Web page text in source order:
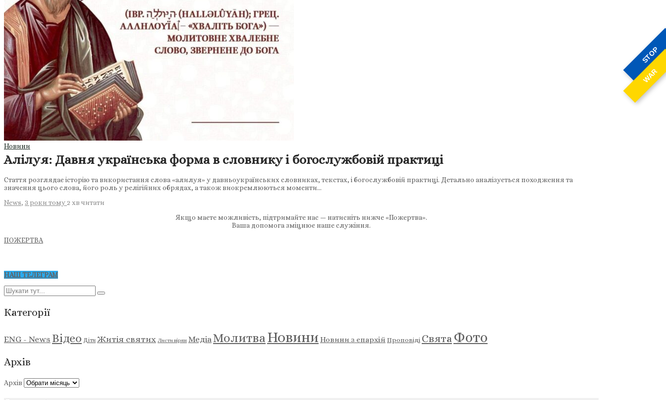
STOP
WAR
Новини
Алілуя: Давня українська форма в словнику і богослужбовій практиці
Стаття розглядає історію та використання слова «алилуя» у давньоукраїнських словниках, текстах, і богослужбовій практиці. Детально аналізується походження та
значення цього слова, його роль у релігійних обрядах, а також виокремлюються моменти…
News, 3 роки тому 2 хв читати
Якщо маєте можливість, підтримайте нас — натисніть нижче «Пожертва».
Ваша допомога зміцнює наше служіння.
ПОЖЕРТВА
НАШ ТЕЛЕГРАМ
Категорії
ENG - News Відео Діти Житія святих Листи вірян МедіаМолитваНовини Новини з єпархій Проповіді Свята Фото
Архів
Архів